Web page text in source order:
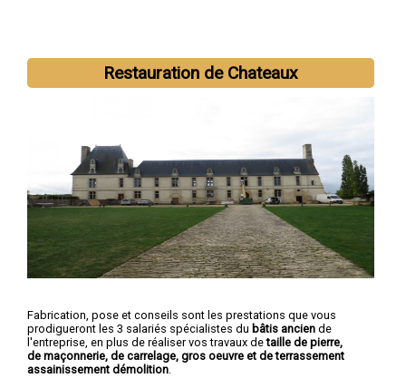
Restauration de Chateaux
Fabrication, pose et conseils sont les prestations que vous
prodigueront les 3 salariés spécialistes du bâtis ancien de
l'entreprise, en plus de réaliser vos travaux detaille de pierre,
de maçonnerie, de carrelage, gros oeuvre et de terrassement
assainissement démolition